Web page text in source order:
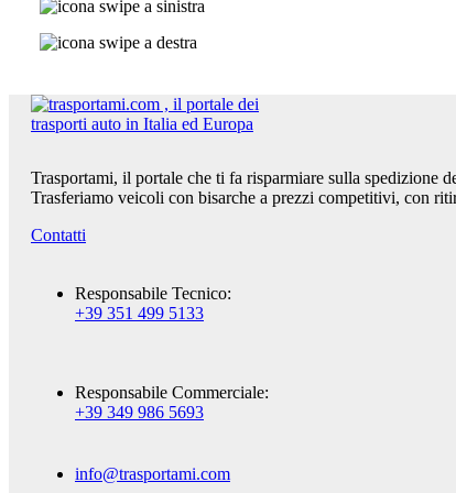
Trasportami, il portale che ti fa risparmiare sulla spedizione
Trasferiamo veicoli con bisarche a prezzi competitivi, con
Contatti
Responsabile Tecnico:
+39 351 499 5133
Responsabile Commerciale:
+39 349 986 5693
info@trasportami.com